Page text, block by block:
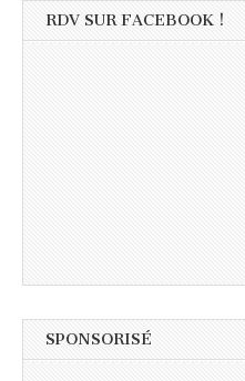
RDV SUR FACEBOOK !
SPONSORISÉ